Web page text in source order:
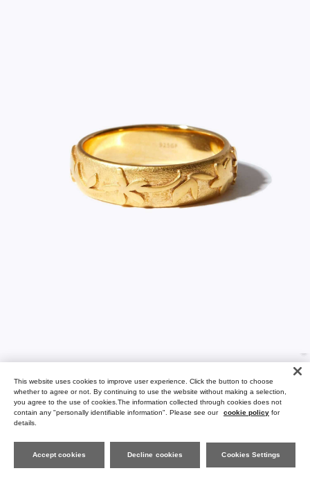
This website uses cookies to improve user experience. Click the button to choose
whether to agree or not. By continuing to use the website without making a selection,
you agree to the use of cookies.The information collected through cookies does not
contain any "personally identifiable information". Please see our
cookie policy for
details.
Cookies Settings
Decline cookies
Accept cookies